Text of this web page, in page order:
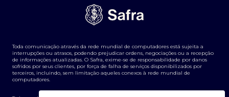
Transparência de remuneração
Termos e Condições para Portabilidade de Investimento
Toda comunicação através da rede mundial de computadores está sujeita a
interrupções ou atrasos, podendo prejudicar ordens, negociações ou a recepção
de informações atualizadas. O Safra, exime-se de responsabilidade por danos
sofridos por seus clientes, por força de falha de serviços disponibilizados por
terceiros, incluindo, sem limitação aqueles conexos à rede mundial de
computadores.